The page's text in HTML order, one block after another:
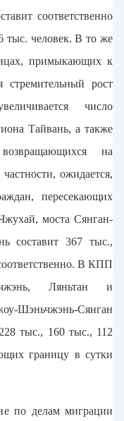
соответственно
тыс. человек. В то же
примыкающих к
рост
число
Тайвань, а также
возвращающихся на
ожидается,
пересекающих
моста Сянган-
составит 367 тыс.,
В КПП
Ляньтан и
Шэньчжэнь-Сянган
тыс., 160 тыс., 112
границу в сутки
по делам миграции